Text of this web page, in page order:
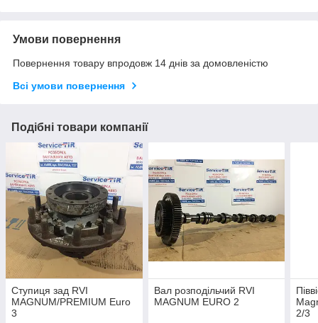
Умови повернення
Повернення товару впродовж 14 днів за домовленістю
Всі умови повернення
Подібні товари компанії
Ступиця зад RVI
MAGNUM/PREMIUM Euro
3
Вал розподільчий RVI
MAGNUM EURO 2
2/3